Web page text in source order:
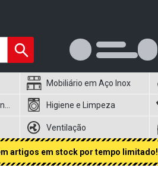
Mobiliário em Aço Inox
Higiene e Limpeza
Ventilação
artigos em stock por tempo limitado!